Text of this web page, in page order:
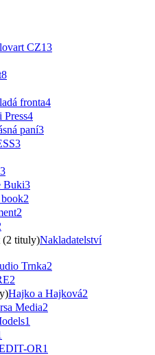
CZ13
8
fronta4
Press4
paní3
3
3
Buki3
2
2
(2 tituly)Nakladatelství
Trnka2
2
Hajko a Hajková2
Media2
1
OR1